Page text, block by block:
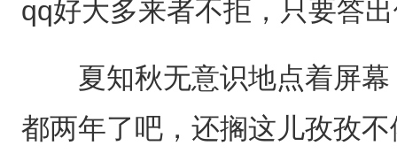
qq好大多来者不拒，只要答
夏知秋无意识地点着屏幕
都两年了吧，还搁这儿孜孜